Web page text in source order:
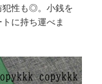
犯性も◎。小銭を
に持ち運べま